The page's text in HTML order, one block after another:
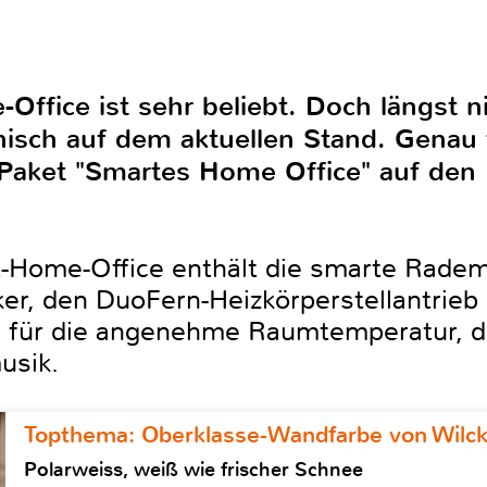
Office ist sehr beliebt. Doch längst
auf dem aktuellen Stand.
"Smartes Home Office" auf
Home-Office enthält die smarte
den DuoFern-
die angenehme Raumtemperatur,
Topthema: Oberklasse-Wandfarbe von
Polarweiss, weiß wie frischer Schnee